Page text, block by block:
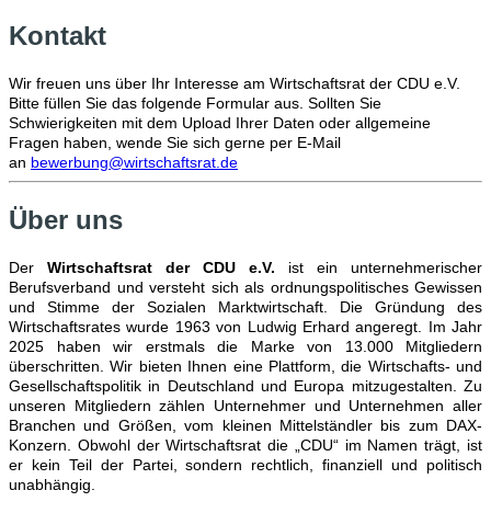
Kontakt
Wir freuen uns über Ihr Interesse am Wirtschaftsrat der CDU e.V.
Bitte füllen Sie das folgende Formular aus. Sollten Sie
Schwierigkeiten mit dem Upload Ihrer Daten oder allgemeine
Fragen haben, wende Sie sich gerne per E-Mail
an bewerbung@wirtschaftsrat.de
Über uns
Der Wirtschaftsrat der CDU e.V. ist ein unternehmerischer
Berufsverband und versteht sich als ordnungspolitisches Gewissen
und Stimme der Sozialen Marktwirtschaft. Die Gründung des
Wirtschaftsrates wurde 1963 von Ludwig Erhard angeregt. Im Jahr
2025 haben wir erstmals die Marke von 13.000 Mitgliedern
überschritten. Wir bieten Ihnen eine Plattform, die Wirtschafts- und
Gesellschaftspolitik in Deutschland und Europa mitzugestalten. Zu
unseren Mitgliedern zählen Unternehmer und Unternehmen aller
Branchen und Größen, vom kleinen Mittelständler bis zum DAX-
Konzern. Obwohl der Wirtschaftsrat die „CDU“ im Namen trägt, ist
er kein Teil der Partei, sondern rechtlich, finanziell und politisch
unabhängig.